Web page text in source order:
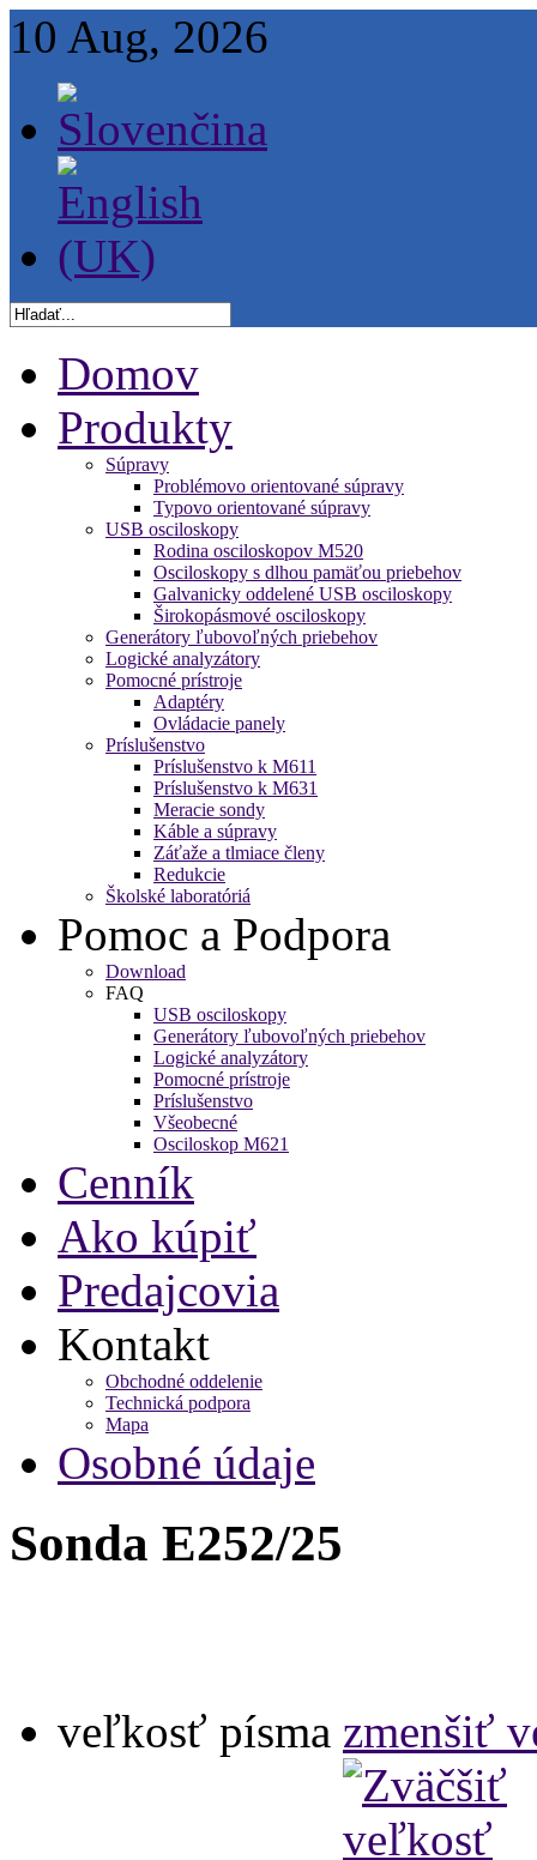
10 Aug, 2026
Domov
Produkty
Súpravy
Problémovo orientované súpravy
Typovo orientované súpravy
USB osciloskopy
Rodina osciloskopov M520
Osciloskopy s dlhou pamäťou priebehov
Galvanicky oddelené USB osciloskopy
Širokopásmové osciloskopy
Generátory ľubovoľných priebehov
Logické analyzátory
Pomocné prístroje
Adaptéry
Ovládacie panely
Príslušenstvo
Príslušenstvo k M611
Príslušenstvo k M631
Meracie sondy
Káble a súpravy
Záťaže a tlmiace členy
Redukcie
Školské laboratóriá
Pomoc a Podpora
Download
FAQ
USB osciloskopy
Generátory ľubovoľných priebehov
Logické analyzátory
Pomocné prístroje
Príslušenstvo
Všeobecné
Osciloskop M621
Cenník
Ako kúpiť
Predajcovia
Kontakt
Obchodné oddelenie
Technická podpora
Mapa
Osobné údaje
Sonda E252/25
veľkosť písma zmenšiť